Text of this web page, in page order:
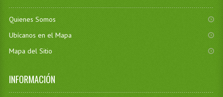
Quienes Somos
Ubícanos en el Mapa
Mapa del Sitio
INFORMACIÓN